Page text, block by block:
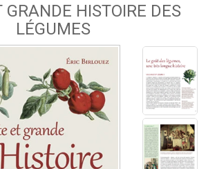
GRANDE HISTOIRE DES
LÉGUMES